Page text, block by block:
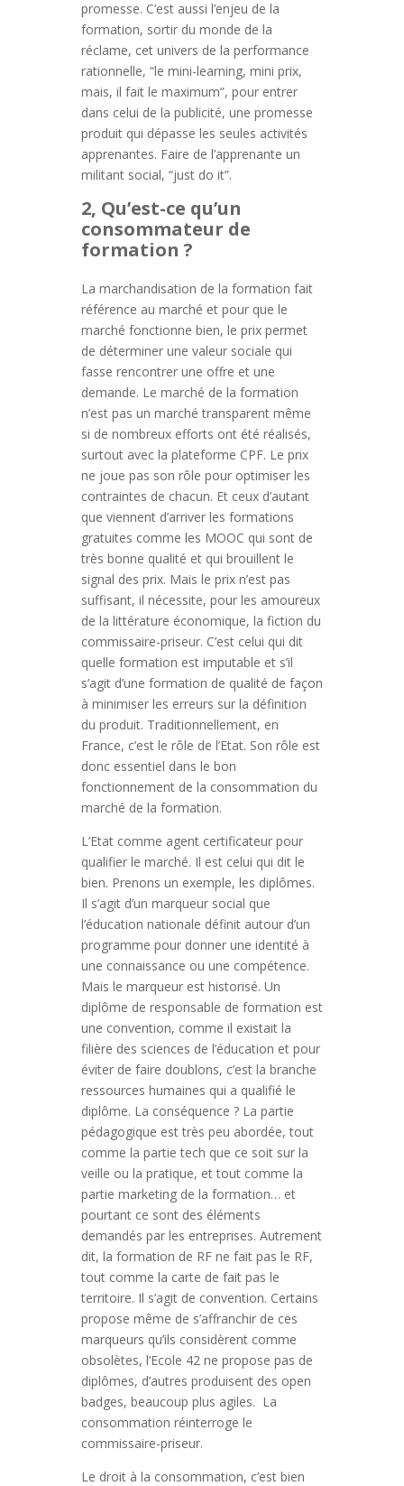
promesse. C’est aussi l’enjeu de la
formation, sortir du monde de la
réclame, cet univers de la performance
rationnelle, “le mini-learning, mini prix,
mais, il fait le maximum”, pour entrer
dans celui de la publicité, une promesse
produit qui dépasse les seules activités
apprenantes. Faire de l’apprenante un
militant social, “just do it”.
2, Qu’est-ce qu’un
consommateur de
formation ?
La marchandisation de la formation fait
référence au marché et pour que le
marché fonctionne bien, le prix permet
de déterminer une valeur sociale qui
fasse rencontrer une offre et une
demande. Le marché de la formation
n’est pas un marché transparent même
si de nombreux efforts ont été réalisés,
surtout avec la plateforme CPF. Le prix
ne joue pas son rôle pour optimiser les
contraintes de chacun. Et ceux d’autant
que viennent d’arriver les formations
gratuites comme les MOOC qui sont de
très bonne qualité et qui brouillent le
signal des prix. Mais le prix n’est pas
suffisant, il nécessite, pour les amoureux
de la littérature économique, la fiction du
commissaire-priseur. C’est celui qui dit
quelle formation est imputable et s’il
s’agit d’une formation de qualité de façon
à minimiser les erreurs sur la définition
du produit. Traditionnellement, en
France, c’est le rôle de l’Etat. Son rôle est
donc essentiel dans le bon
fonctionnement de la consommation du
marché de la formation.
L’Etat comme agent certificateur pour
qualifier le marché. Il est celui qui dit le
bien. Prenons un exemple, les diplômes.
Il s’agit d’un marqueur social que
l’éducation nationale définit autour d’un
programme pour donner une identité à
une connaissance ou une compétence.
Mais le marqueur est historisé. Un
diplôme de responsable de formation est
une convention, comme il existait la
filière des sciences de l’éducation et pour
éviter de faire doublons, c’est la branche
ressources humaines qui a qualifié le
diplôme. La conséquence ? La partie
pédagogique est très peu abordée, tout
comme la partie tech que ce soit sur la
veille ou la pratique, et tout comme la
partie marketing de la formation… et
pourtant ce sont des éléments
demandés par les entreprises. Autrement
dit, la formation de RF ne fait pas le RF,
tout comme la carte de fait pas le
territoire. Il s’agit de convention. Certains
propose même de s’affranchir de ces
marqueurs qu’ils considèrent comme
obsolètes, l’Ecole 42 ne propose pas de
diplômes, d’autres produisent des open
badges, beaucoup plus agiles. La
consommation réinterroge le
commissaire-priseur.
Le droit à la consommation, c’est bien